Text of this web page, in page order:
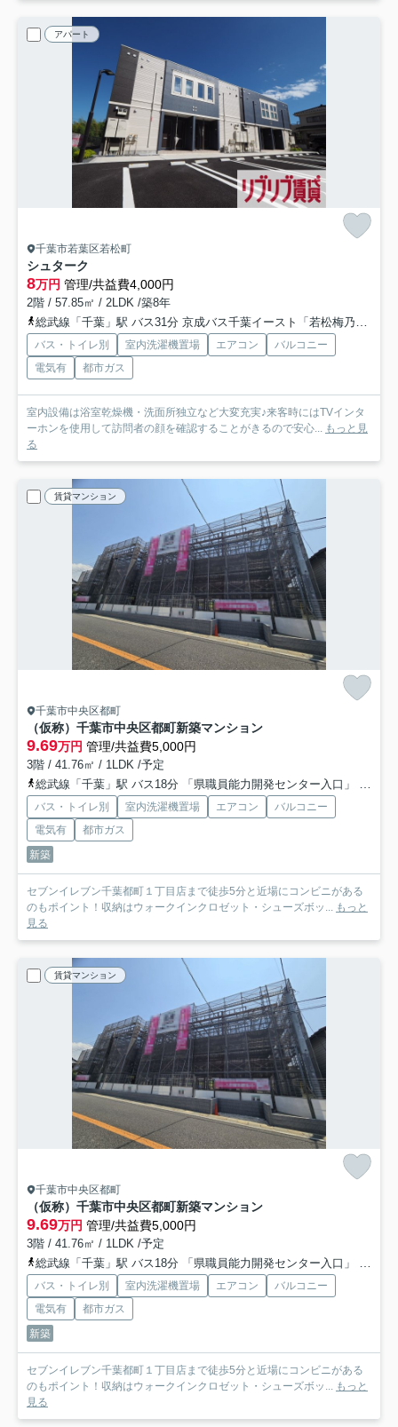
アパート
千葉市若葉区若松町
シュターク
8万円 管理/共益費4,000円
2階 / 57.85㎡ / 2LDK /築8年
総武線「千葉」駅 バス31分 京成バス千葉イースト「若松梅乃郷」 停歩6分
バス・トイレ別 室内洗濯機置場 エアコン
バルコニー
電気有
都市ガス
室内設備は浴室乾燥機・洗面所独立など大変充実♪来客時にはTVインタ
ーホンを使用して訪問者の顔を確認することがきるので安心... もっと見
る
賃貸マンション
千葉市中央区都町
（仮称）千葉市中央区都町新築マンション
9.69万円 管理/共益費5,000円
3階 / 41.76㎡ / 1LDK /予定
総武線「千葉」駅 バス18分 「県職員能力開発センター入口」 停歩1分
バス・トイレ別 室内洗濯機置場 エアコン
バルコニー
電気有
都市ガス
新築
セブンイレブン千葉都町１丁目店まで徒歩5分と近場にコンビニがある
のもポイント！収納はウォークインクロゼット・シューズボッ... もっと
見る
賃貸マンション
千葉市中央区都町
（仮称）千葉市中央区都町新築マンション
9.69万円 管理/共益費5,000円
3階 / 41.76㎡ / 1LDK /予定
総武線「千葉」駅 バス18分 「県職員能力開発センター入口」 停歩1分
バス・トイレ別 室内洗濯機置場 エアコン
バルコニー
電気有
都市ガス
新築
セブンイレブン千葉都町１丁目店まで徒歩5分と近場にコンビニがある
のもポイント！収納はウォークインクロゼット・シューズボッ... もっと
見る